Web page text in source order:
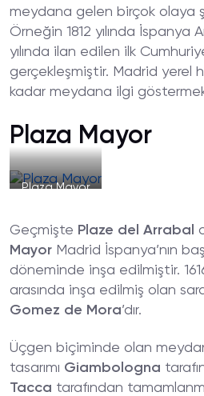
meydana gelen birçok olaya
Örneğin 1812 yılında İspanya
yılında ilan edilen ilk
gerçekleşmiştir. Madrid yerel
kadar meydana ilgi
Plaza Mayor
Plaza Mayor
Geçmişte Plaze del Arrabal
Mayor Madrid İspanya’nın
döneminde inşa edilmiştir. 1616
arasında inşa edilmiş olan
Gomez de Mora’dır.
Üçgen biçiminde olan
tasarımı Giambologna
Tacca tarafından